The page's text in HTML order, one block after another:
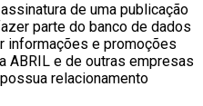
de uma publicação
parte do banco de dados
informações e promoções
ABRIL e de outras empresas
relacionamento